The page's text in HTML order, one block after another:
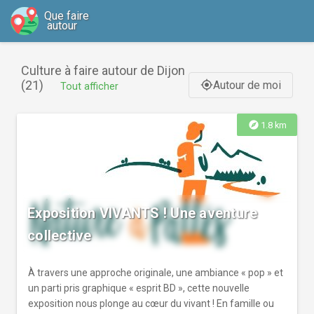
Que faire
autour
Culture à faire autour de Dijon
(21)
Tout afficher gps_fixedAutour de moi
explore 1.8 km
Exposition VIVANTS ! Une aventure
collective
À travers une approche originale, une ambiance « pop » et
un parti pris graphique « esprit BD », cette nouvelle
exposition nous plonge au cœur du vivant ! En famille ou